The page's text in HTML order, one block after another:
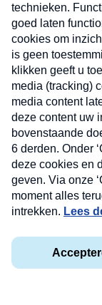
Privacyverklaring
Kwetsbaarheid
Copyright © 2026
Nieuwsbrief
Neem hier
nieuwsbrief.